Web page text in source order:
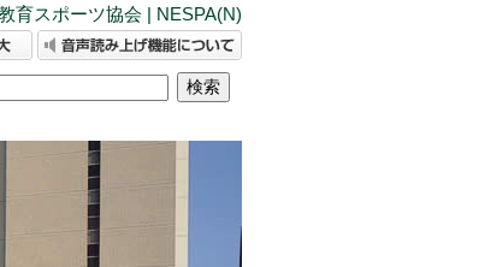
育スポーツ協会 | NESPA(N)